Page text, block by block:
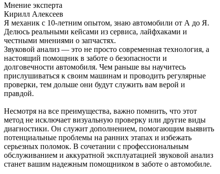
Мнение эксперта
Кирилл Алексеев
Я механик с 10-летним опытом, знаю автомобили от А до Я.
Делюсь реальными кейсами из сервиса, лайфхаками и
честными мнениями о запчастях.
Звуковой анализ — это не просто современная технология, а
настоящий помощник в заботе о безопасности и
долговечности автомобиля. Чем раньше вы научитесь
прислушиваться к своим машинам и проводить регулярные
проверки, тем дольше они будут служить вам верой и
правдой.
Несмотря на все преимущества, важно помнить, что этот
метод не исключает визуальную проверку или другие виды
диагностики. Он служит дополнением, помогающим выявить
потенциальные проблемы на ранних этапах и избежать
серьезных поломок. В сочетании с профессиональным
обслуживанием и аккуратной эксплуатацией звуковой анализ
станет вашим надежным помощником в заботе о автомобиле.